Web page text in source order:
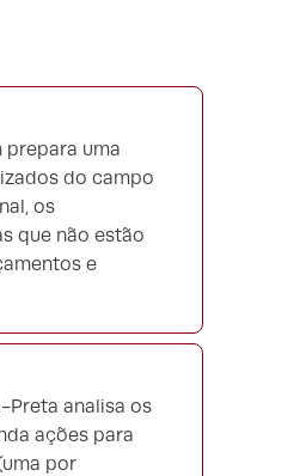
prepara uma
do campo
os
que não estão
e
Preta analisa os
ações para
por